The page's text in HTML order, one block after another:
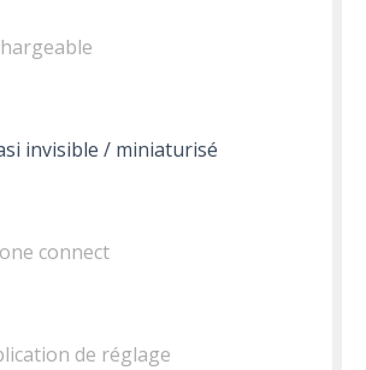
invisible / miniaturisé
connect
de réglage